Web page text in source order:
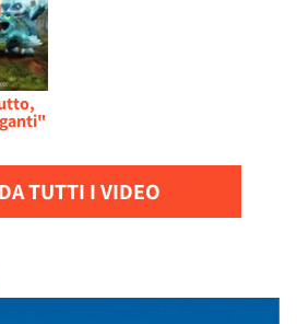
TUTTI I VIDEO